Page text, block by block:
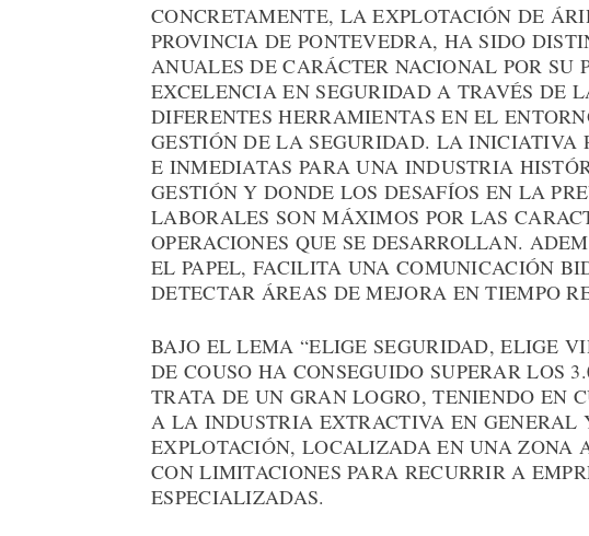
CONCRETAMENTE, LA EXPLOTACIÓN DE
PROVINCIA DE PONTEVEDRA, HA SIDO
ANUALES DE CARÁCTER NACIONAL POR SU
EXCELENCIA EN SEGURIDAD A TRAVÉS DE
DIFERENTES HERRAMIENTAS EN EL
GESTIÓN DE LA SEGURIDAD. LA INICIATIVA
E INMEDIATAS PARA UNA INDUSTRIA
GESTIÓN Y DONDE LOS DESAFÍOS EN LA
LABORALES SON MÁXIMOS POR LAS
OPERACIONES QUE SE DESARROLLAN.
EL PAPEL, FACILITA UNA COMUNICACIÓN
DETECTAR ÁREAS DE MEJORA EN TIEMPO
BAJO EL LEMA “ELIGE SEGURIDAD, ELIGE
DE COUSO HA CONSEGUIDO SUPERAR LOS
TRATA DE UN GRAN LOGRO, TENIENDO EN
A LA INDUSTRIA EXTRACTIVA EN GENERAL
EXPLOTACIÓN, LOCALIZADA EN UNA ZONA
CON LIMITACIONES PARA RECURRIR A
ESPECIALIZADAS.